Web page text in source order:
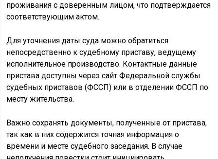
проживания с доверенным лицом, что подтверждается
соответствующим актом.
Для уточнения даты суда можно обратиться
непосредственно к судебному приставу, ведущему
исполнительное производство. Контактные данные
пристава доступны через сайт Федеральной службы
судебных приставов (ФССП) или в отделении ФССП по
месту жительства.
Важно сохранять документы, полученные от пристава,
так как в них содержится точная информация о
времени и месте судебного заседания. В случае